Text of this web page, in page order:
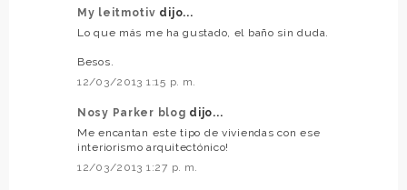
My leitmotiv dijo...
Lo que más me ha gustado, el baño sin duda.
Besos.
12/03/2013 1:15 p. m.
Nosy Parker blog dijo...
Me encantan este tipo de viviendas con ese
interiorismo arquitectónico!
12/03/2013 1:27 p. m.